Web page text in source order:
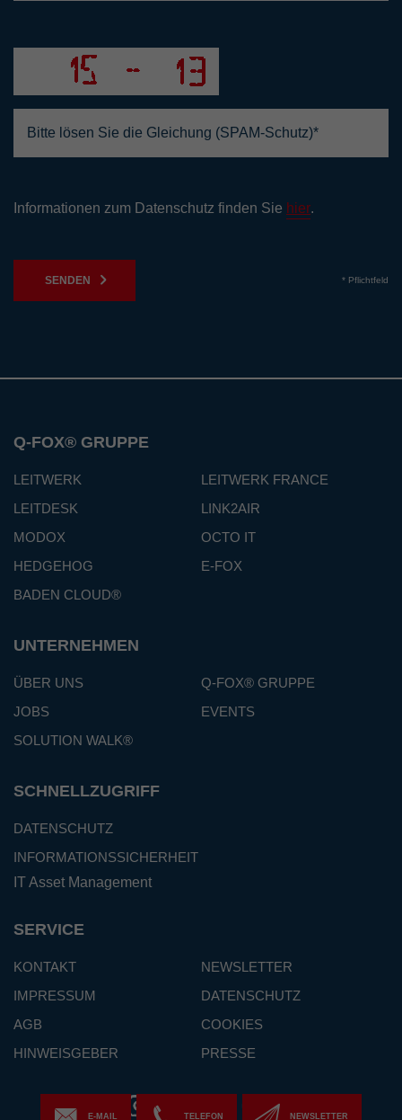
E-MAIL TELEFON NEWSLETTER
Informationen zum Datenschutz finden Sie hier.
SENDEN * Pflichtfeld
Q-FOX® GRUPPE
LEITWERK
LEITWERK FRANCE
LEITDESK
LINK2AIR
MODOX
OCTO IT
HEDGEHOG
E-FOX
BADEN CLOUD®
UNTERNEHMEN
ÜBER UNS
Q-FOX® GRUPPE
JOBS
EVENTS
SOLUTION WALK®
SCHNELLZUGRIFF
DATENSCHUTZ
INFORMATIONSSICHERHEIT
IT Asset Management
SERVICE
KONTAKT
NEWSLETTER
IMPRESSUM
DATENSCHUTZ
AGB
COOKIES
HINWEISGEBER
PRESSE